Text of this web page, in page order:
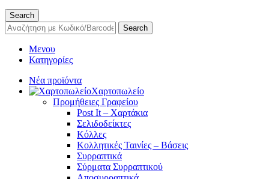
Search
Search
Μενου
Κατηγορίες
Νέα προϊόντα
Χαρτοπωλείο
Προμήθειες Γραφείου
Post It – Χαρτάκια
Σελιδοδείκτες
Κόλλες
Κολλητικές Ταινίες – Βάσεις
Συρραπτικά
Σύρματα Συρραπτικού